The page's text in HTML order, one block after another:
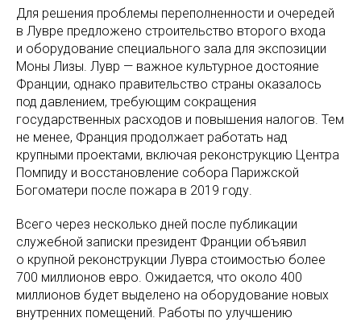
Для решения проблемы переполненности и очередей
в Лувре предложено строительство второго входа
и оборудование специального зала для экспозиции
Моны Лизы. Лувр — важное культурное достояние
Франции, однако правительство страны оказалось
под давлением, требующим сокращения
государственных расходов и повышения налогов. Тем
не менее, Франция продолжает работать над
крупными проектами, включая реконструкцию Центра
Помпиду и восстановление собора Парижской
Богоматери после пожара в 2019 году.
Всего через несколько дней после публикации
служебной записки президент Франции объявил
о крупной реконструкции Лувра стоимостью более
700 миллионов евро. Ожидается, что около 400
миллионов будет выделено на оборудование новых
внутренних помещений. Работы по улучшению